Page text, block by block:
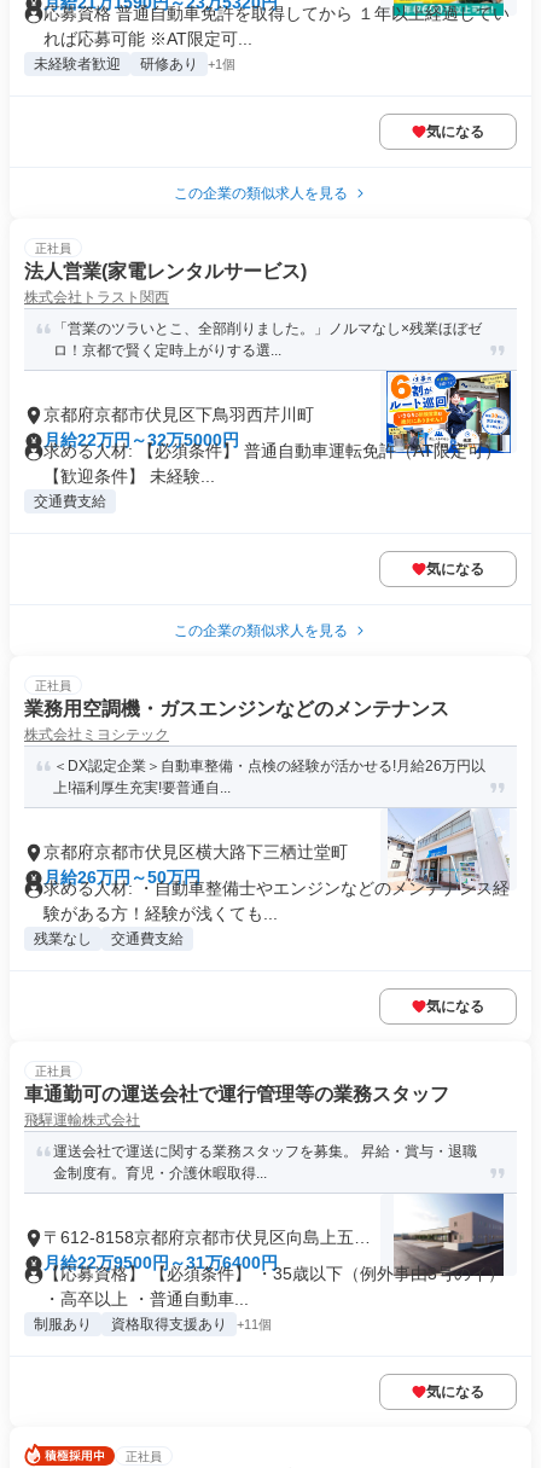
応募資格 普通自動車免許を取得してから １年以上経過してい
れば応募可能 ※AT限定可...
未経験者歓迎 研修あり +1個
気になる
この企業の類似求人を見る
正社員
法人営業(家電レンタルサービス)
株式会社トラスト関西
「営業のツラいとこ、全部削りました。」ノルマなし×残業ほぼゼ
ロ！京都で賢く定時上がりする選...
京都府京都市伏見区下鳥羽西芹川町
月給22万円～32万5000円
求める人材: 【必須条件】 普通自動車運転免許（AT限定可）
【歓迎条件】 未経験...
交通費支給
気になる
この企業の類似求人を見る
正社員
業務用空調機・ガスエンジンなどのメンテナンス
株式会社ミヨシテック
＜DX認定企業＞自動車整備・点検の経験が活かせる!月給26万円以
上!福利厚生充実!要普通自...
京都府京都市伏見区横大路下三栖辻堂町
月給26万円～50万円
求める人材: ・自動車整備士やエンジンなどのメンテナンス経
験がある方！経験が浅くても...
残業なし 交通費支給
気になる
正社員
車通勤可の運送会社で運行管理等の業務スタッフ
飛驒運輸株式会社
運送会社で運送に関する業務スタッフを募集。 昇給・賞与・退職
金制度有。育児・介護休暇取得...
〒612-8158京都府京都市伏見区向島上五反
田
月給22万9500円～31万6400円
【応募資格】 【必須条件】 ・35歳以下（例外事由3号のイ）
・高卒以上 ・普通自動車...
制服あり 資格取得支援あり +11個
気になる
正社員